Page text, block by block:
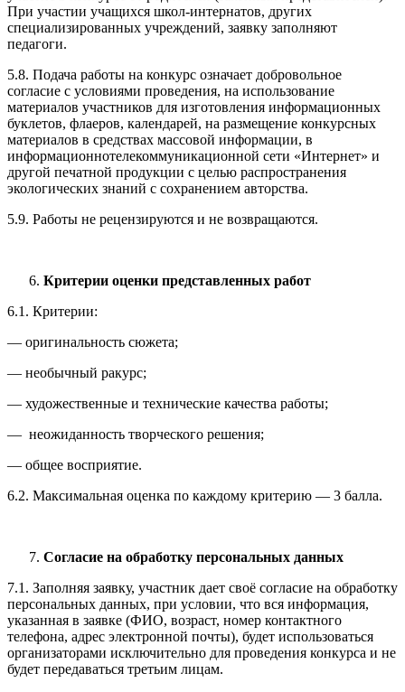
При участии учащихся школ-интернатов, других
специализированных учреждений, заявку заполняют
педагоги.
5.8. Подача работы на конкурс означает добровольное
согласие с условиями проведения, на использование
материалов участников для изготовления информационных
буклетов, флаеров, календарей, на размещение конкурсных
материалов в средствах массовой информации, в
информационнотелекоммуникационной сети «Интернет» и
другой печатной продукции с целью распространения
экологических знаний с сохранением авторства.
5.9. Работы не рецензируются и не возвращаются.
Критерии оценки представленных работ
6.1. Критерии:
— оригинальность сюжета;
— необычный ракурс;
— художественные и технические качества работы;
— неожиданность творческого решения;
— общее восприятие.
6.2. Максимальная оценка по каждому критерию — 3 балла.
Согласие на обработку персональных данных
7.1. Заполняя заявку, участник дает своё согласие на обработку
персональных данных, при условии, что вся информация,
указанная в заявке (ФИО, возраст, номер контактного
телефона, адрес электронной почты), будет использоваться
организаторами исключительно для проведения конкурса и не
будет передаваться третьим лицам.